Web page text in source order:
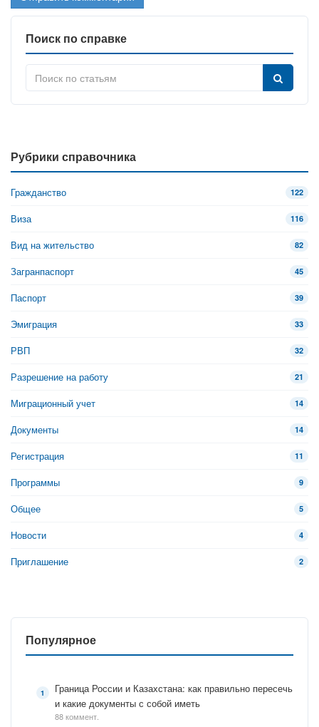
Поиск по справке
Рубрики справочника
Гражданство 122
Виза 116
Вид на жительство 82
Загранпаспорт 45
Паспорт 39
Эмиграция 33
РВП 32
Разрешение на работу 21
Миграционный учет 14
Документы 14
Регистрация 11
Программы 9
Общее 5
Новости 4
Приглашение 2
Популярное
Граница России и Казахстана: как правильно пересечь
и какие документы с собой иметь
88 коммент.